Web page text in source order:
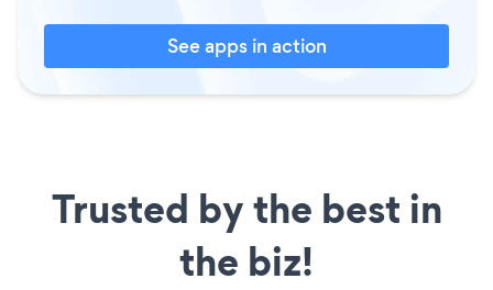
See apps in action
Trusted by the best in
the biz!